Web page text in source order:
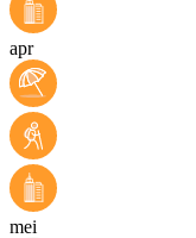
apr
mei